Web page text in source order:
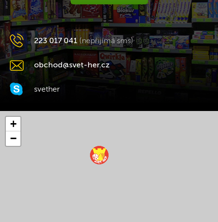
223 017 041 (nepřijímá sms)
obchod@svet-her.cz
svether
+
−